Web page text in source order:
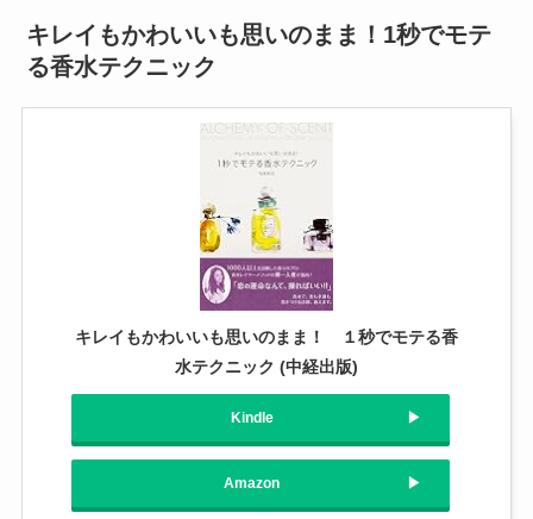
キレイもかわいいも思いのまま！1秒でモテ
る香水テクニック
キレイもかわいいも思いのまま！ １秒でモテる香
水テクニック (中経出版)
Kindle
Amazon